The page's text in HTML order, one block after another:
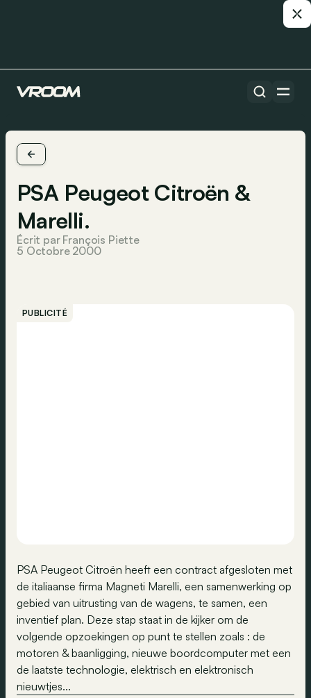
PSA Peugeot Citroën &
Marelli.
Écrit par François Piette
5 Octobre 2000
PUBLICITÉ
PSA Peugeot Citroën heeft een contract afgesloten met
de italiaanse firma Magneti Marelli, een samenwerking op
gebied van uitrusting van de wagens, te samen, een
inventief plan. Deze stap staat in de kijker om de
volgende opzoekingen op punt te stellen zoals : de
motoren & baanligging, nieuwe boordcomputer met een
de laatste technologie, elektrisch en elektronisch
nieuwtjes...